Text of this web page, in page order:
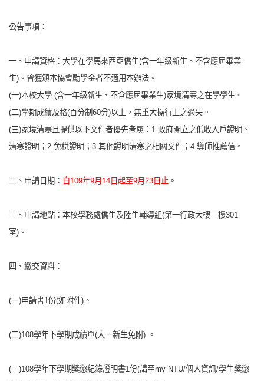
公告事項：
一、申請資格：大學在學馬來西亞僑生(含一年級新生、不含應屆畢業
生)。曾獲頒本協會勵學金者不適用本辦法。
(一)本校大學 (含一年級新生、不含應屆畢業生)家境清寒之在學學生。
(二)學期成績及格(百分制60分)以上，無重大操行上之過失。
(三)家境清寒且提供以下文件者優先考慮：1.政府開立之低收入戶證明、
清寒證明；2.免稅證明；3.其他證明清寒之相關文件；4.導師推薦信。
二、申請日期： 自109年9月14日起至9月23日止 。
三、申請地點：本校學務處僑生及陸生輔導組(第一行政大樓三樓301
室)。
四、繳交資料：
(一)申請書1份(如附件)。
(二)108學年下學期成績單(大一新生免附) 。
(三)108學年下學期獎懲紀錄證明書1份(請至my NTU/個人資訊/學生獎懲